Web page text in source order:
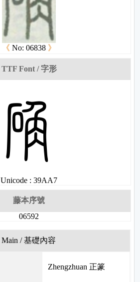
《 No: 06838 》
TTF Font / 字形
梧
Unicode : 39AA7
藤本序號
06592
Main / 基礎內容
Zhengzhuan 正篆